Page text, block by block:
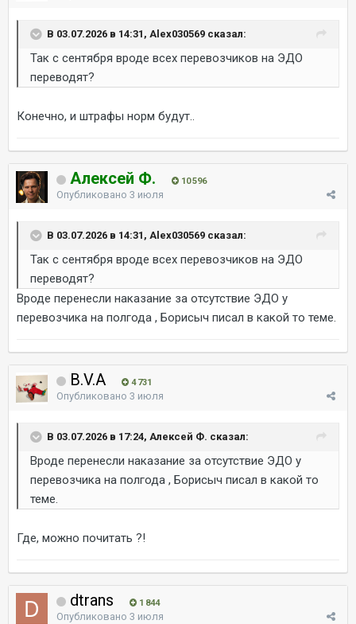
В 03.07.2026 в 14:31, Alex030569 сказал:
Так с сентября вроде всех перевозчиков на ЭДО
переводят?
Конечно, и штрафы норм будут..
Алексей Ф. 10 596
Опубликовано 3 июля
В 03.07.2026 в 14:31, Alex030569 сказал:
Так с сентября вроде всех перевозчиков на ЭДО
переводят?
Вроде перенесли наказание за отсутствие ЭДО у
перевозчика на полгода , Борисыч писал в какой то теме.
B.V.A 4 731
Опубликовано 3 июля
В 03.07.2026 в 17:24, Алексей Ф. сказал:
Вроде перенесли наказание за отсутствие ЭДО у
перевозчика на полгода , Борисыч писал в какой то
теме.
Где, можно почитать ?!
dtrans 1 844
Опубликовано 3 июля